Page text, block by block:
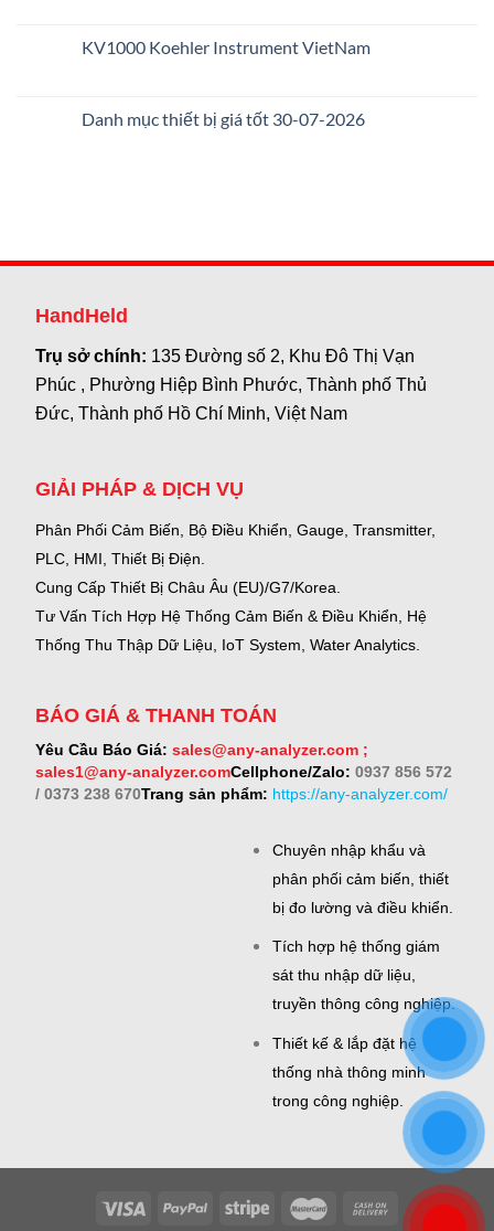
KV1000 Koehler Instrument VietNam
Danh mục thiết bị giá tốt 30-07-2026
HandHeld
Trụ sở chính: 135 Đường số 2, Khu Đô Thị Vạn
Phúc , Phường Hiệp Bình Phước, Thành phố Thủ
Đức, Thành phố Hồ Chí Minh, Việt Nam
GIẢI PHÁP & DỊCH VỤ
Phân Phối Cảm Biến, Bộ Điều Khiển, Gauge, Transmitter,
PLC, HMI, Thiết Bị Điện.
Cung Cấp Thiết Bị Châu Âu (EU)/G7/Korea.
Tư Vấn Tích Hợp Hệ Thống Cảm Biến & Điều Khiển, Hệ
Thống Thu Thập Dữ Liệu, IoT System, Water Analytics.
BÁO GIÁ & THANH TOÁN
Yêu Cầu Báo Giá: sales@any-analyzer.com ;
sales1@any-analyzer.comCellphone/Zalo: 0937 856 572
/ 0373 238 670Trang sản phẩm: https://any-analyzer.com/
Chuyên nhập khẩu và
phân phối cảm biến, thiết
bị đo lường và điều khiển.
Tích hợp hệ thống giám
sát thu nhập dữ liệu,
truyền thông công nghiệp.
Thiết kế & lắp đặt hệ
thống nhà thông minh
trong công nghiệp.